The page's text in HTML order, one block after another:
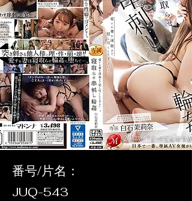
番号/片名：
JUQ-543